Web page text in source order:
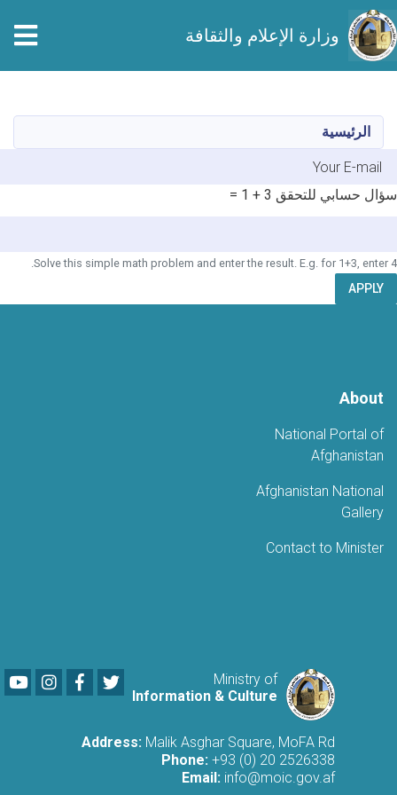
الرئيسي
وزارة الإعلام والثقافة
الرئيسية
E-mail
سؤال حسابي للتحقق 3 + 1 =
Solve this simple math problem and enter the result. E.g. for 1+3, enter 4.
APPLY
About
National Portal of
Afghanistan
Afghanistan National
Gallery
Contact to Minister
Ministry of
Information & Culture
YoutubeLinkedIn
Facebook
Address: Malik Asghar Square, MoFA Rd
Phone: +93 (0) 20 2526338
Email: info@moic.gov.af